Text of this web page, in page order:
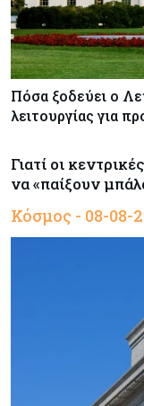
Πόσα ξοδεύει ο
λειτουργίας για
Γιατί οι
να «παίξουν
Κόσμος - 08-08-